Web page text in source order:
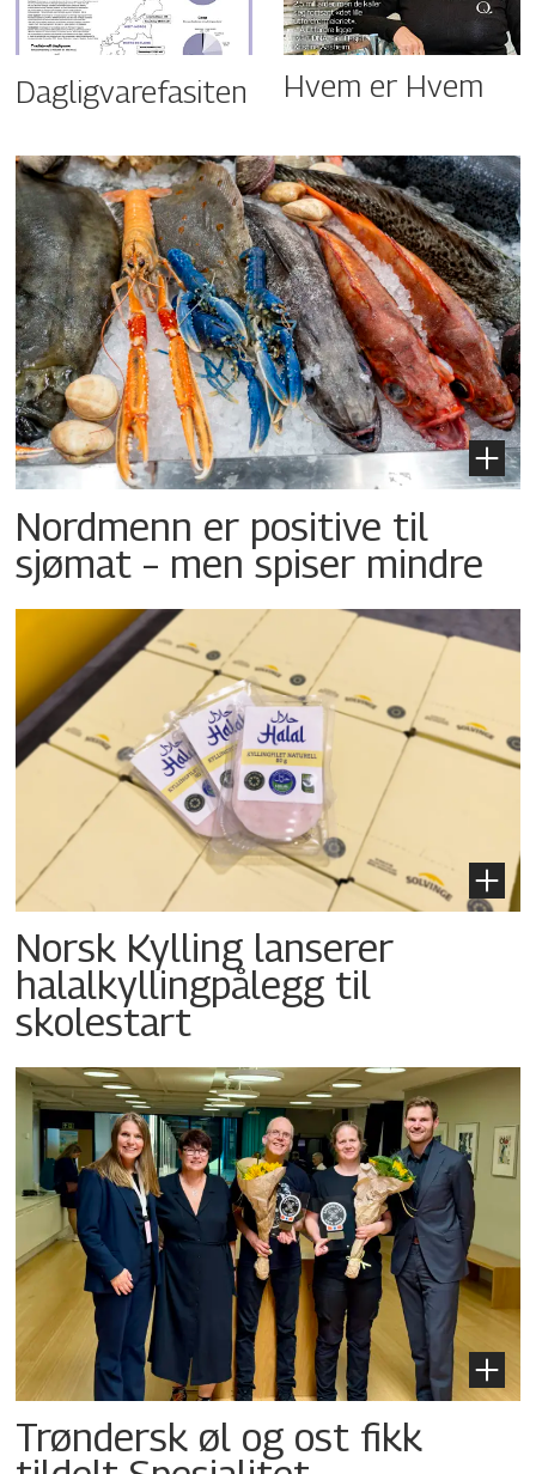
Dagligvarefasiten Hvem er Hvem
Nordmenn er positive til
sjømat – men spiser mindre
Norsk Kylling lanserer
halalkyllingpålegg til
skolestart
Trøndersk øl og ost fikk